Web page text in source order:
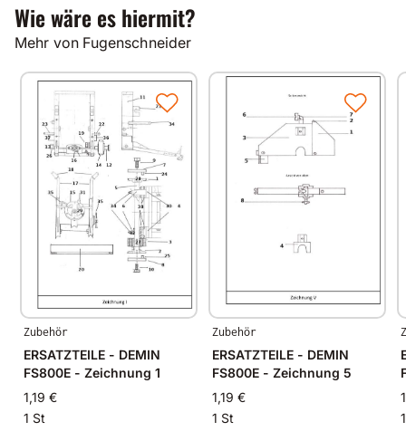
Wie wäre es hiermit?
Mehr von Fugenschneider
Zubehör
ERSATZTEILE - DEMIN
FS800E - Zeichnung 1
1,19 €
1 St
Zubehör
ERSATZTEILE - DEMIN
FS800E - Zeichnung 5
1,19 €
1 St